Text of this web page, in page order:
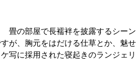
畳の部屋で長襦袢を披露するシー
が、胸元をはだける仕草とか、魅
写に採用された寝起きのランジェ